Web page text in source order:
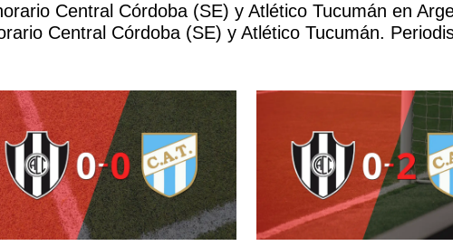
Central Córdoba (SE) y Atlético Tucumán en
Central Córdoba (SE) y Atlético Tucumán.